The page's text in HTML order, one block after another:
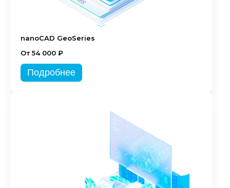
nanoCAD GeoSeries
От 54 000 ₽
Подробнее